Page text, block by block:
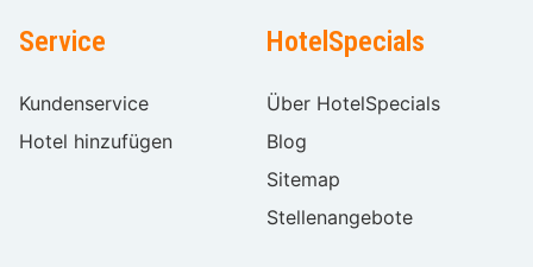
Service
Kundenservice
Hotel hinzufügen
HotelSpecials
Über HotelSpecials
Blog
Sitemap
Stellenangebote